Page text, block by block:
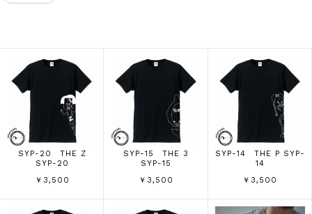
SYP-20 THE Z
SYP-20
￥3,500
SYP-15 THE 3
SYP-15
￥3,500
SYP-14 THE P SYP-
14
￥3,500